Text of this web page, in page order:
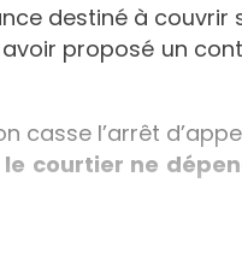
destiné à
proposé un
casse l’arrêt
courtier ne